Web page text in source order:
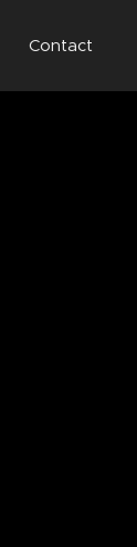
Contact